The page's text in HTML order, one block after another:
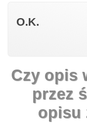
W
OBRONIE
WIARY
O.K.
Czy opis
przez
opisu